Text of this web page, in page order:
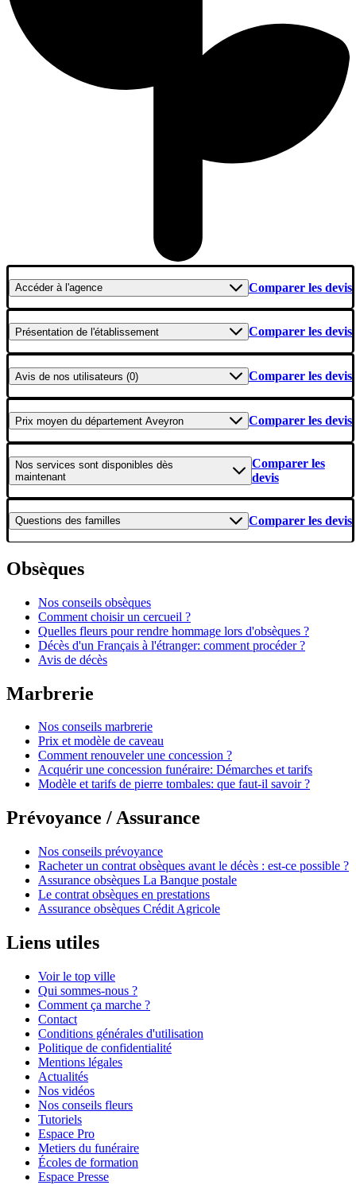
Accéderà l'agence Comparer les devis
Présentation de l'établissement Comparer les devis
Avis de nos utilisateurs (0) Comparer les devis
Prix moyen du département Aveyron Comparer les devis
Nos services sont disponibles dès
maintenant
Comparer les
devis
Questions des familles Comparer les devis
Obsèques
Nos conseils obsèques
Comment choisir un cercueil ?
Quelles fleurs pour rendre hommage lors d'obsèques ?
Décès d'un Français à l'étranger: comment procéder ?
Avis de décès
Marbrerie
Nos conseils marbrerie
Prix et modèle de caveau
Comment renouveler une concession ?
Acquérir une concession funéraire: Démarches et tarifs
Modèle et tarifs de pierre tombales: que faut-il savoir ?
Prévoyance / Assurance
Nos conseils prévoyance
Racheter un contrat obsèques avant le décès : est-ce possible ?
Assurance obsèques La Banque postale
Le contrat obsèques en prestations
Assurance obsèques Crédit Agricole
Liens utiles
Voir le top ville
Qui sommes-nous ?
Comment ça marche ?
Contact
Conditions générales d'utilisation
Politique de confidentialité
Mentions légales
Actualités
Nos vidéos
Nos conseils fleurs
Tutoriels
Espace Pro
Metiers du funéraire
Écoles de formation
Espace Presse